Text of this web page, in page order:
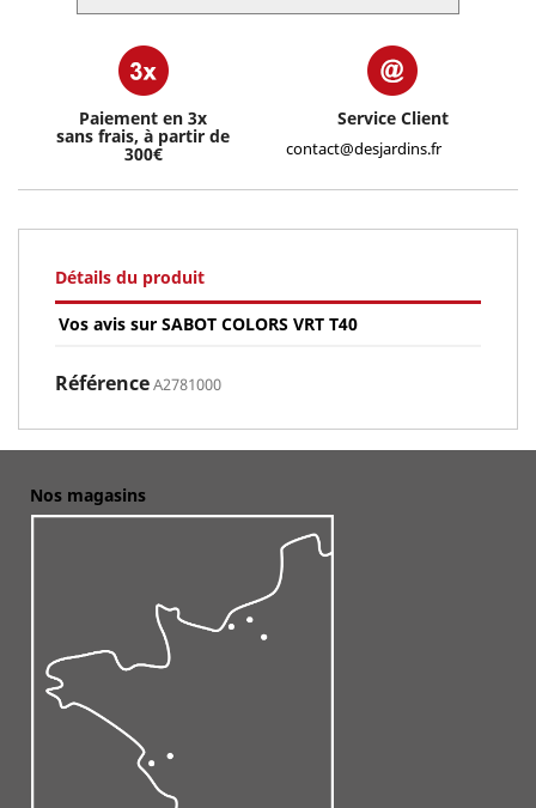
Paiement en 3x
sans frais, à partir de
300€
Service Client
contact@desjardins.fr
Détails du produit
Vos avis sur SABOT COLORS VRT T40
RéférenceA2781000
Nos magasins